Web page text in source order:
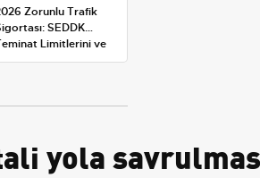
Zorunlu Trafik
SEDDK
Limitlerini ve
Araç Tarifesini
yola